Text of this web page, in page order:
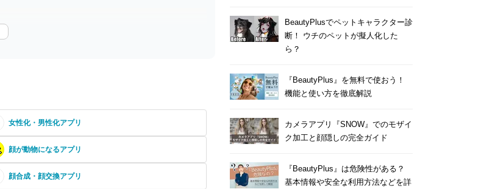
女性化・男性化アプリ
顔が動物になるアプリ
顔合成・顔交換アプリ
BeautyPlusでペットキャラクター診
断！ ウチのペットが擬人化した
ら？
『BeautyPlus』を無料で使おう！
機能と使い方を徹底解説
カメラアプリ『SNOW』でのモザイ
ク加工と顔隠しの完全ガイド
『BeautyPlus』は危険性がある？
基本情報や安全な利用方法などを詳